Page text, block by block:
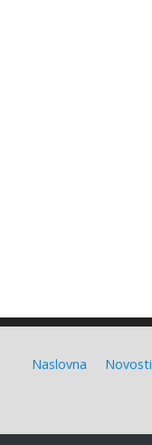
Naslovna Novosti